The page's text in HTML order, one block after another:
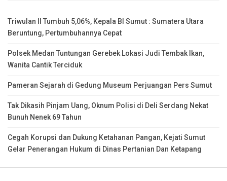
Triwulan II Tumbuh 5,06%, Kepala BI Sumut : Sumatera Utara
Beruntung, Pertumbuhannya Cepat
Polsek Medan Tuntungan Gerebek Lokasi Judi Tembak Ikan,
Wanita Cantik Terciduk
Pameran Sejarah di Gedung Museum Perjuangan Pers Sumut
Tak Dikasih Pinjam Uang, Oknum Polisi di Deli Serdang Nekat
Bunuh Nenek 69 Tahun
Cegah Korupsi dan Dukung Ketahanan Pangan, Kejati Sumut
Gelar Penerangan Hukum di Dinas Pertanian Dan Ketapang